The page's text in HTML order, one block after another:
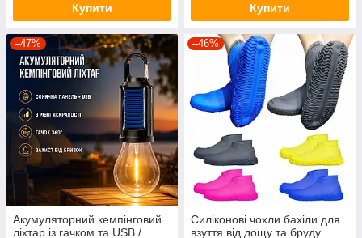
Купити Купити
–47%
Акумуляторний кемпінговий
ліхтар із гачком та USB /
–46%
Силіконові чохли бахіли для
взуття від дощу та бруду